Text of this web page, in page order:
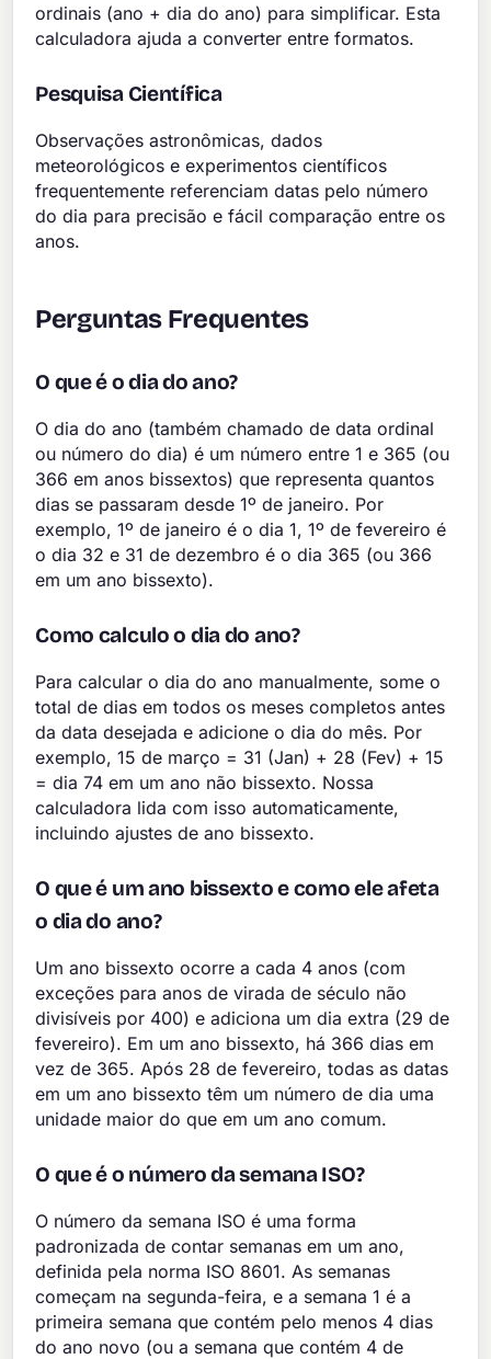
ordinais (ano + dia do ano) para simplificar. Esta
calculadora ajuda a converter entre formatos.
Pesquisa Científica
Observações astronômicas, dados
meteorológicos e experimentos científicos
frequentemente referenciam datas pelo número
do dia para precisão e fácil comparação entre os
anos.
Perguntas Frequentes
O que é o dia do ano?
O dia do ano (também chamado de data ordinal
ou número do dia) é um número entre 1 e 365 (ou
366 em anos bissextos) que representa quantos
dias se passaram desde 1º de janeiro. Por
exemplo, 1º de janeiro é o dia 1, 1º de fevereiro é
o dia 32 e 31 de dezembro é o dia 365 (ou 366
em um ano bissexto).
Como calculo o dia do ano?
Para calcular o dia do ano manualmente, some o
total de dias em todos os meses completos antes
da data desejada e adicione o dia do mês. Por
exemplo, 15 de março = 31 (Jan) + 28 (Fev) + 15
= dia 74 em um ano não bissexto. Nossa
calculadora lida com isso automaticamente,
incluindo ajustes de ano bissexto.
O que é um ano bissexto e como ele afeta
o dia do ano?
Um ano bissexto ocorre a cada 4 anos (com
exceções para anos de virada de século não
divisíveis por 400) e adiciona um dia extra (29 de
fevereiro). Em um ano bissexto, há 366 dias em
vez de 365. Após 28 de fevereiro, todas as datas
em um ano bissexto têm um número de dia uma
unidade maior do que em um ano comum.
O que é o número da semana ISO?
O número da semana ISO é uma forma
padronizada de contar semanas em um ano,
definida pela norma ISO 8601. As semanas
começam na segunda-feira, e a semana 1 é a
primeira semana que contém pelo menos 4 dias
do ano novo (ou a semana que contém 4 de